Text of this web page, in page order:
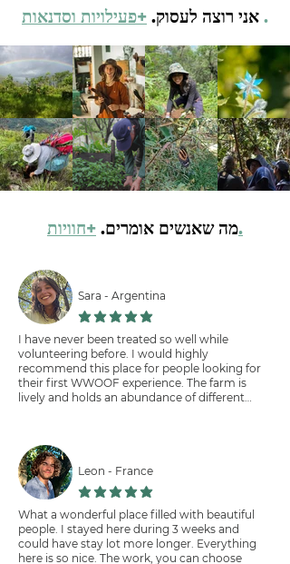
אני רוצה לעסוק. +פעילויות וסדנאות .
מה שאנשים אומרים.+חוויות.
Sara - Argentina
הדירוג הממוצא הוא 5 מתוך 5
I have never been treated so well while
volunteering before. I would highly
recommend this place for people looking for
their first WWOOF experience. The farm is
lively and holds an abundance of different
incredibly considering host, that makes the
effort to make sure we are working with
something we like, and that all our needs are
met (Thank you for all the bread and for
sharing the ratios for the ferments <3). The
accommodations are very comfortable. The
kitchen is well equipped and there is always
food avaliable. We have full freedom to
Leon - France
הדירוג הממוצא הוא 5 מתוך 5
What a wonderful place filled with beautiful
people. I stayed here during 3 weeks and
could have stay lot more longer. Everything
here is so nice. The work, you can choose